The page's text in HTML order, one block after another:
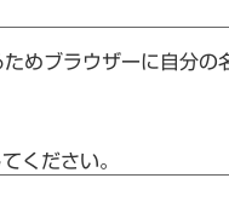
めブラウザーに自分の
ください。